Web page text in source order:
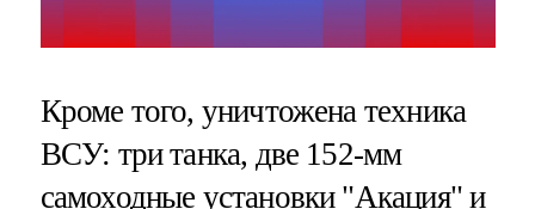
Кроме того, уничтожена техника
ВСУ: три танка, две 152-мм
самоходные установки "Акация" и